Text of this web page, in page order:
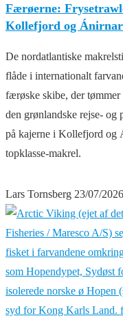
Færøerne:
Kollefjord og
De nordatlantiske
flåde i internationalt
færøske skibe, der
den grønlandske rejse-
på kajerne i Kollefjord og
topklasse-makrel.
Lars Tornsberg 23/07/2026